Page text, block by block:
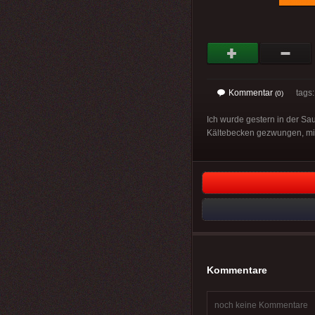
Kommentar (0)
Ich wurde gestern in der
Kältebecken gezwungen,
Kommentare
noch keine Kommentare